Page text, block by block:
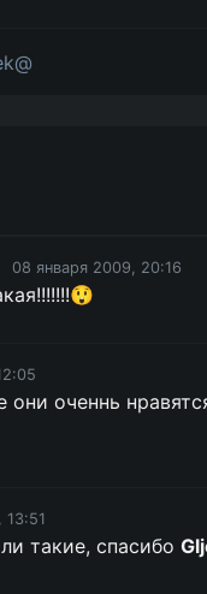
08 января 2009, 20:16
они оченнь
такие, спасибо